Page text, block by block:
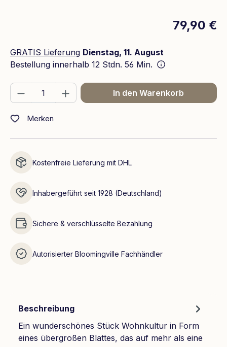
79,90 €
GRATIS Lieferung Dienstag, 11. August
Bestellung innerhalb 12 Stdn. 56 Min.
Produkt Anzahl: Gib den gewünschten
In den Warenkorb
Merken
Kostenfreie Lieferung mit DHL
Inhabergeführt seit 1928 (Deutschland)
Sichere & verschlüsselte Bezahlung
Autorisierter Bloomingville Fachhändler
Beschreibung
Ein wunderschönes Stück Wohnkultur in Form
eines übergroßen Blattes, das auf mehr als eine